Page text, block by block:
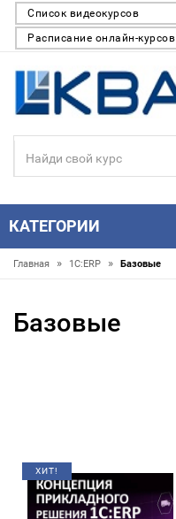
Список видеокурсов
Расписание онлайн-курсов
КАТЕГОРИИ
Главная » 1С:ERP » Базовые
Базовые
ХИТ!